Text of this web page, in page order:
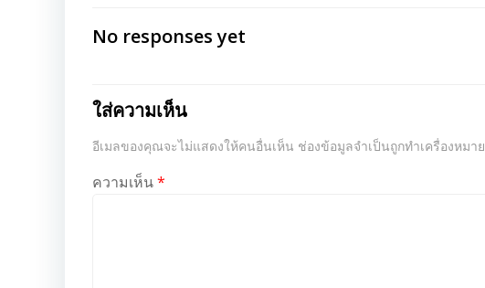
No responses yet
ใส่ความเห็น
อีเมลของคุณจะไม่แสดงให้คนอื่นเห็น ช่องข้อมูลจำเป็นถูกทำเครื่องหมาย
ความเห็น*